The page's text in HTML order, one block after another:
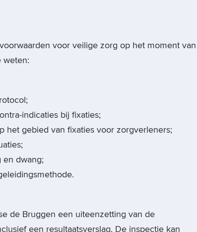
voor veilige zorg op het moment van
weten:
indicaties bij fixaties;
het gebied van fixaties voor zorgverleners;
en dwang;
de Bruggen een uiteenzetting van de
een resultaatsverslag. De inspectie kan